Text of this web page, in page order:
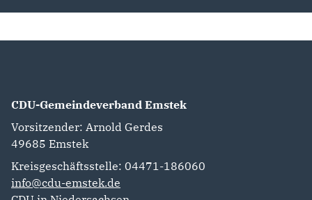
CDU-Gemeindeverband Emstek
Vorsitzender: Arnold Gerdes
49685 Emstek
Kreisgeschäftsstelle: 04471-186060
info@cdu-emstek.de